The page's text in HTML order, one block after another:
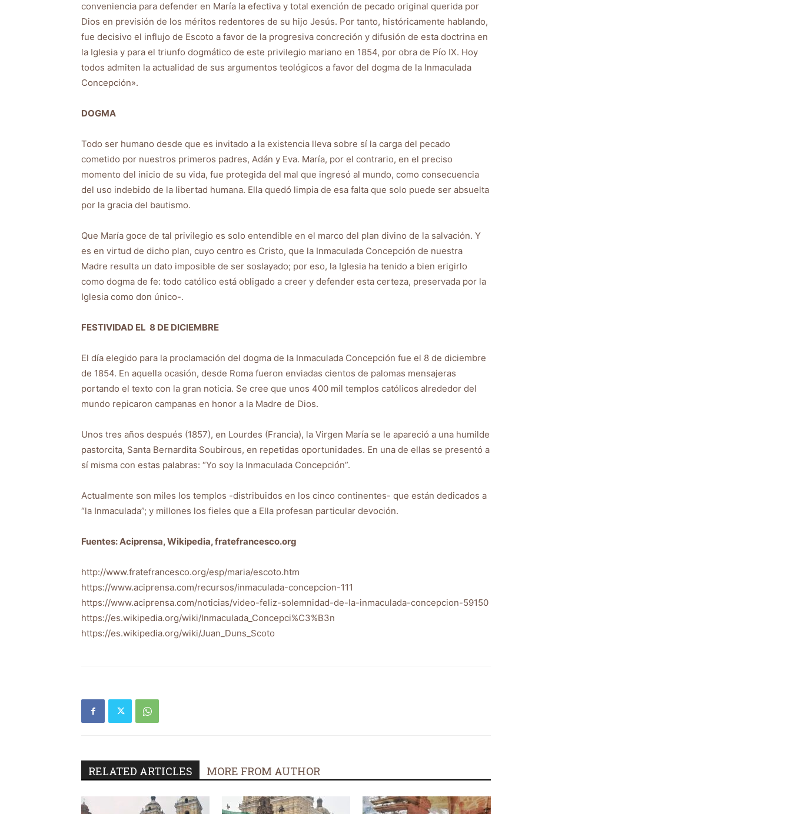
conveniencia para defender en María la efectiva y total exención de pecado original querida por
Dios en previsión de los méritos redentores de su hijo Jesús. Por tanto, históricamente hablando,
fue decisivo el influjo de Escoto a favor de la progresiva concreción y difusión de esta doctrina en
la Iglesia y para el triunfo dogmático de este privilegio mariano en 1854, por obra de Pío IX. Hoy
todos admiten la actualidad de sus argumentos teológicos a favor del dogma de la Inmaculada
Concepción».
DOGMA
Todo ser humano desde que es invitado a la existencia lleva sobre sí la carga del pecado
cometido por nuestros primeros padres, Adán y Eva. María, por el contrario, en el preciso
momento del inicio de su vida, fue protegida del mal que ingresó al mundo, como consecuencia
del uso indebido de la libertad humana. Ella quedó limpia de esa falta que solo puede ser absuelta
por la gracia del bautismo.
Que María goce de tal privilegio es solo entendible en el marco del plan divino de la salvación. Y
es en virtud de dicho plan, cuyo centro es Cristo, que la Inmaculada Concepción de nuestra
Madre resulta un dato imposible de ser soslayado; por eso, la Iglesia ha tenido a bien erigirlo
como dogma de fe: todo católico está obligado a creer y defender esta certeza, preservada por la
Iglesia como don único-.
FESTIVIDAD EL 8 DE DICIEMBRE
El día elegido para la proclamación del dogma de la Inmaculada Concepción fue el 8 de diciembre
de 1854. En aquella ocasión, desde Roma fueron enviadas cientos de palomas mensajeras
portando el texto con la gran noticia. Se cree que unos 400 mil templos católicos alrededor del
mundo repicaron campanas en honor a la Madre de Dios.
Unos tres años después (1857), en Lourdes (Francia), la Virgen María se le apareció a una humilde
pastorcita, Santa Bernardita Soubirous, en repetidas oportunidades. En una de ellas se presentó a
sí misma con estas palabras: “Yo soy la Inmaculada Concepción”.
Actualmente son miles los templos -distribuidos en los cinco continentes- que están dedicados a
“la Inmaculada”; y millones los fieles que a Ella profesan particular devoción.
Fuentes: Aciprensa, Wikipedia, fratefrancesco.org
http://www.fratefrancesco.org/esp/maria/escoto.htm
https://www.aciprensa.com/recursos/inmaculada-concepcion-111
https://www.aciprensa.com/noticias/video-feliz-solemnidad-de-la-inmaculada-concepcion-59150
https://es.wikipedia.org/wiki/Inmaculada_Concepci%C3%B3n
https://es.wikipedia.org/wiki/Juan_Duns_Scoto
RELATED ARTICLES MORE FROM AUTHOR